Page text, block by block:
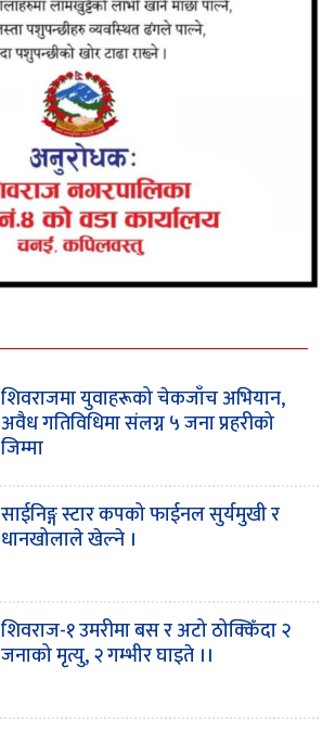
शिवराजमा युवाहरूको चेकजाँच अभियान,
अवैध गतिविधिमा संलग्न ५ जना प्रहरीको
जिम्मा
साईनिङ्ग स्टार कपको फाईनल सुर्यमुखी र
धानखोलाले खेल्ने ।
शिवराज-१ उमरीमा बस र अटो ठोक्किँदा २
जनाको मृत्यु, २ गम्भीर घाइते ।।